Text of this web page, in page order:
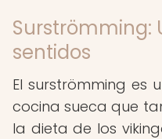
Surströmming:
sentidos
El surströmming es
cocina sueca que
la dieta de los